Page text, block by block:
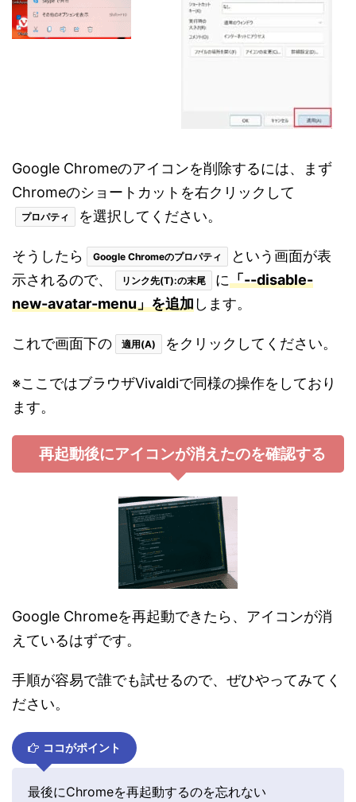
Google Chromeのアイコンを削除するには、まず
Chromeのショートカットを右クリックして
プロパティ を選択してください。
そうしたら Google Chromeのプロパティ
という画面が表
示されるので、
リンク先(T):の末尾 に「--disable-
new-avatar-menu」を追加します。
これで画面下の 適用(A) をクリックしてください。
※ここではブラウザVivaldiで同様の操作をしており
ます。
再起動後にアイコンが消えたのを確認する
Google Chromeを再起動できたら、アイコンが消
えているはずです。
手順が容易で誰でも試せるので、ぜひやってみてく
ださい。
ココがポイント
最後にChromeを再起動するのを忘れない